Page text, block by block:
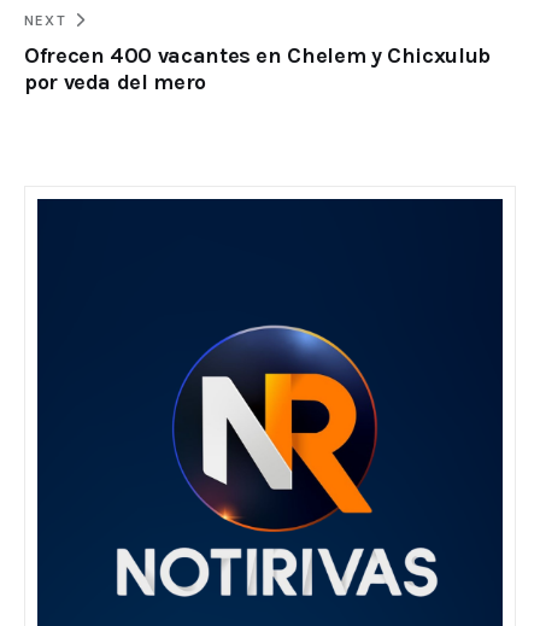
NEXT
Ofrecen 400 vacantes en Chelem y Chicxulub
por veda del mero